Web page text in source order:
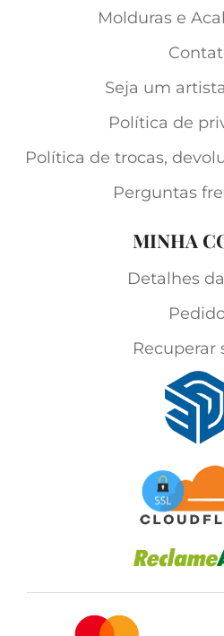
Molduras e
Seja um
Política de
Política de trocas,
Perguntas
MINHA
Detalhes
Recuperar